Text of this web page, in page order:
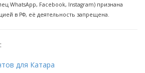
WhatsApp, Facebook, Instagram) признана
в РФ, её деятельность запрещена.
для Катара